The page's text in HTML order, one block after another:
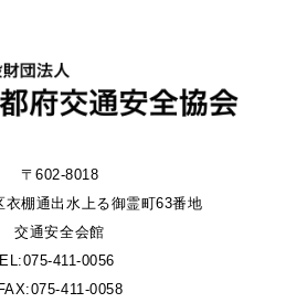
〒602-8018
衣棚通出水上る御霊町63番地
交通安全会館
411-0056
FAX:075-411-0058